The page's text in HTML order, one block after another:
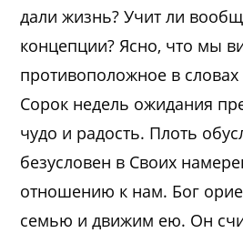
дали жизнь? Учит ли
концепции? Ясно, что мы
противоположное в словах
Сорок недель ожидания
чудо и радость. Плоть
безусловен в Своих
отношению к нам. Бог
семью и движим ею. Он